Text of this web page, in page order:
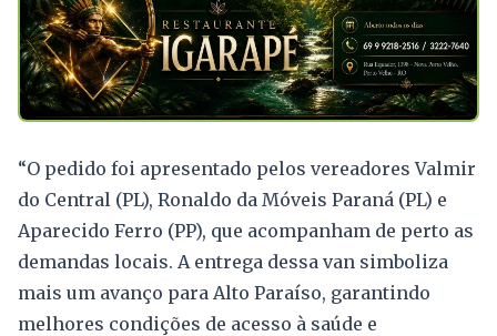
“O pedido foi apresentado pelos vereadores Valmir
do Central (PL), Ronaldo da Móveis Paraná (PL) e
Aparecido Ferro (PP), que acompanham de perto as
demandas locais. A entrega dessa van simboliza
mais um avanço para Alto Paraíso, garantindo
melhores condições de acesso à saúde e